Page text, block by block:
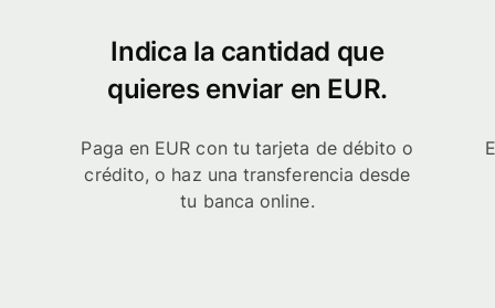
Indica la cantidad que
quieres enviar en EUR.
Paga en EUR con tu tarjeta de débito o
crédito, o haz una transferencia desde
tu banca online.